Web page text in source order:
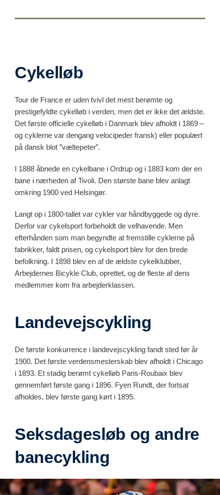
Cykelløb
Tour de France er uden tvivl det mest berømte og
prestigefyldte cykelløb i verden, men det er ikke det ældste.
Det første officielle cykelløb i Danmark blev afholdt i 1869 –
og cyklerne var dengang velocipeder fransk) eller populært
på dansk blot ”væltepeter”.
I 1888 åbnede en cykelbane i Ordrup og i 1883 kom der en
bane i nærheden af Tivoli. Den største bane blev anlagt
omkring 1900 ved Helsingør.
Langt op i 1800-tallet var cykler var håndbyggede og dyre.
Derfor var cykelsport forbeholdt de velhavende. Men
efterhånden som man begyndte at fremstille cyklerne på
fabrikker, faldt prisen, og cykelsport blev for den brede
befolkning. I 1898 blev en af de ældste cykelklubber,
Arbejdernes Bicykle Club, oprettet, og de fleste af dens
medlemmer kom fra arbejderklassen.
Landevejscykling
De første konkurrence i landevejscykling fandt sted før år
1900. Det første verdensmesterskab blev afholdt i Chicago
i 1893. Et stadig berømt cykelløb Paris-Roubaix blev
gennemført første gang i 1896. Fyen Rundt, der fortsat
afholdes, blev første gang kørt i 1895.
Seksdagesløb og andre
banecykling